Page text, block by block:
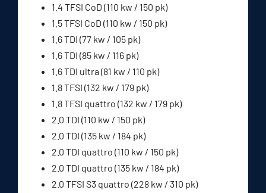
1.4 TFSI CoD (110 kw / 150 pk)
1.5 TFSI CoD (110 kw / 150 pk)
1.6 TDI (77 kw / 105 pk)
1.6 TDI (85 kw / 116 pk)
1.6 TDI ultra (81 kw / 110 pk)
1.8 TFSI (132 kw / 179 pk)
1.8 TFSI quattro (132 kw / 179 pk)
2.0 TDI (110 kw / 150 pk)
2.0 TDI (135 kw / 184 pk)
2.0 TDI quattro (110 kw / 150 pk)
2.0 TDI quattro (135 kw / 184 pk)
2.0 TFSI S3 quattro (228 kw / 310 pk)